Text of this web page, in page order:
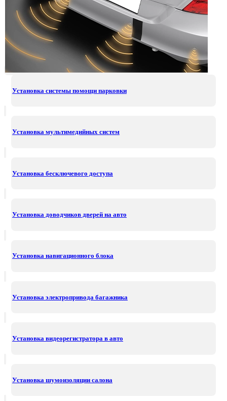
Установка системы помощи парковки
Установка мультимедийных систем
Установка бесключевого доступа
Установка доводчиков дверей на авто
Установка навигационного блока
Установка электропривода багажника
Установка видеорегистратора в авто
Установка шумоизоляции салона